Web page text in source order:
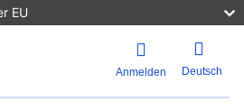
EU
Anmelden Deutsch